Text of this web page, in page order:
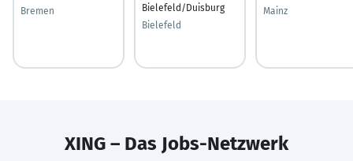
Bremen
Bielefeld/Duisburg
Bielefeld
Mainz
XING – Das Jobs-Netzwerk